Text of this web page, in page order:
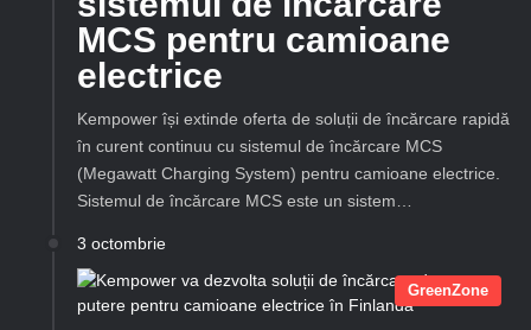
MCS pentru camioane
electrice
Kempower își extinde oferta de soluții de încărcare rapidă
în curent continuu cu sistemul de încărcare MCS
(Megawatt Charging System) pentru camioane electrice.
Sistemul de încărcare MCS este un sistem…
3 octombrie
GreenZone